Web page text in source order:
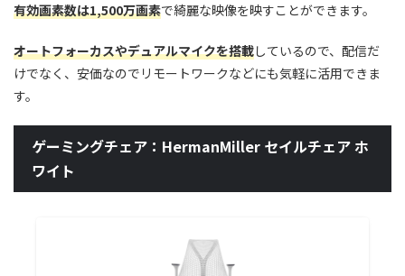
有効画素数は1,500万画素で綺麗な映像を映すことができます。
オートフォーカスやデュアルマイクを搭載しているので、配信だ
けでなく、安価なのでリモートワークなどにも気軽に活用できま
す。
ゲーミングチェア：HermanMiller セイルチェア ホ
ワイト